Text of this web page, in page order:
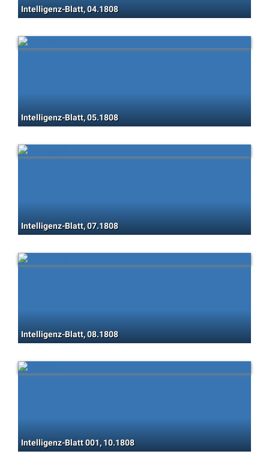
Intelligenz-Blatt, 04.1808
Intelligenz-Blatt, 05.1808
Intelligenz-Blatt, 07.1808
Intelligenz-Blatt, 08.1808
Intelligenz-Blatt 001, 10.1808